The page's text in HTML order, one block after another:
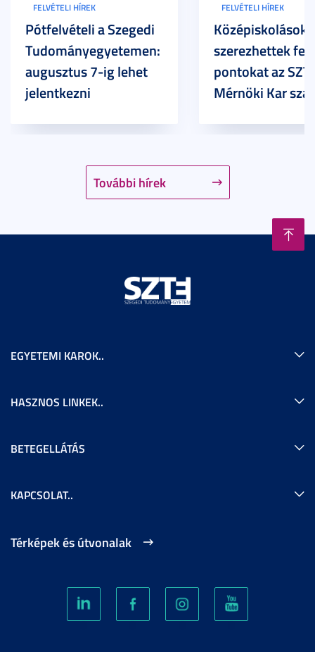
További hírek
FELVÉTELI HÍREK
Pótfelvételi a Szegedi
Tudományegyetemen:
augusztus 7-ig lehet
jelentkezni
FELVÉTELI HÍREK
Középiskolások
szerezhettek
pontokat az
Mérnöki Kar
EGYETEMI KAROK..
HASZNOS LINKEK..
BETEGELLÁTÁS
KAPCSOLAT..
Térképek és útvonalak